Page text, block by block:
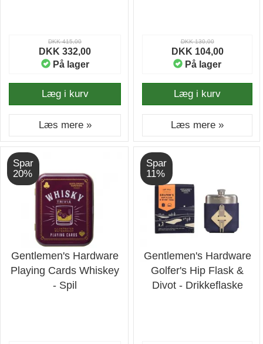
DKK 415,00
DKK 332,00
På lager
Læg i kurv
Læs mere »
DKK 130,00
DKK 104,00
På lager
Læg i kurv
Læs mere »
Spar
20%
Gentlemen's Hardware
Playing Cards Whiskey
- Spil
Spar
11%
Gentlemen's Hardware
Golfer's Hip Flask &
Divot - Drikkeflaske